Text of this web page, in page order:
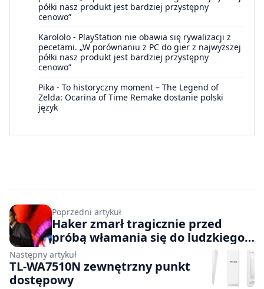
półki nasz produkt jest bardziej przystępny
cenowo”
Karololo - PlayStation nie obawia się rywalizacji z
pecetami. „W porównaniu z PC do gier z najwyższej
półki nasz produkt jest bardziej przystępny
cenowo”
Pika - To historyczny moment – The Legend of
Zelda: Ocarina of Time Remake dostanie polski
język
Poprzedni artykuł
Haker zmarł tragicznie przed
próbą włamania się do ludzkiego
serca
Następny artykuł
TL-WA7510N zewnętrzny punkt
dostępowy